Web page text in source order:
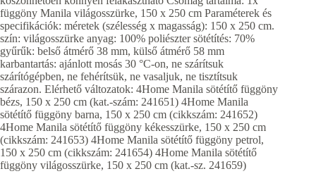
függöny Manila világosszürke, 150 x 250 cm Paraméterek és
specifikációk: méretek (szélesség x magasság): 150 x 250 cm.
szín: világosszürke anyag: 100% poliészter sötétítés: 70%
gyűrűk: belső átmérő 38 mm, külső átmérő 58 mm
karbantartás: ajánlott mosás 30 °C-on, ne szárítsuk
szárítógépben, ne fehérítsük, ne vasaljuk, ne tisztítsuk
szárazon. Elérhető változatok: 4Home Manila sötétítő függöny
bézs, 150 x 250 cm (kat.-szám: 241651) 4Home Manila
sötétítő függöny barna, 150 x 250 cm (cikkszám: 241652)
4Home Manila sötétítő függöny kékesszürke, 150 x 250 cm
(cikkszám: 241653) 4Home Manila sötétítő függöny petrol,
150 x 250 cm (cikkszám: 241654) 4Home Manila sötétítő
függöny világosszürke, 150 x 250 cm (kat.-sz. 241659)